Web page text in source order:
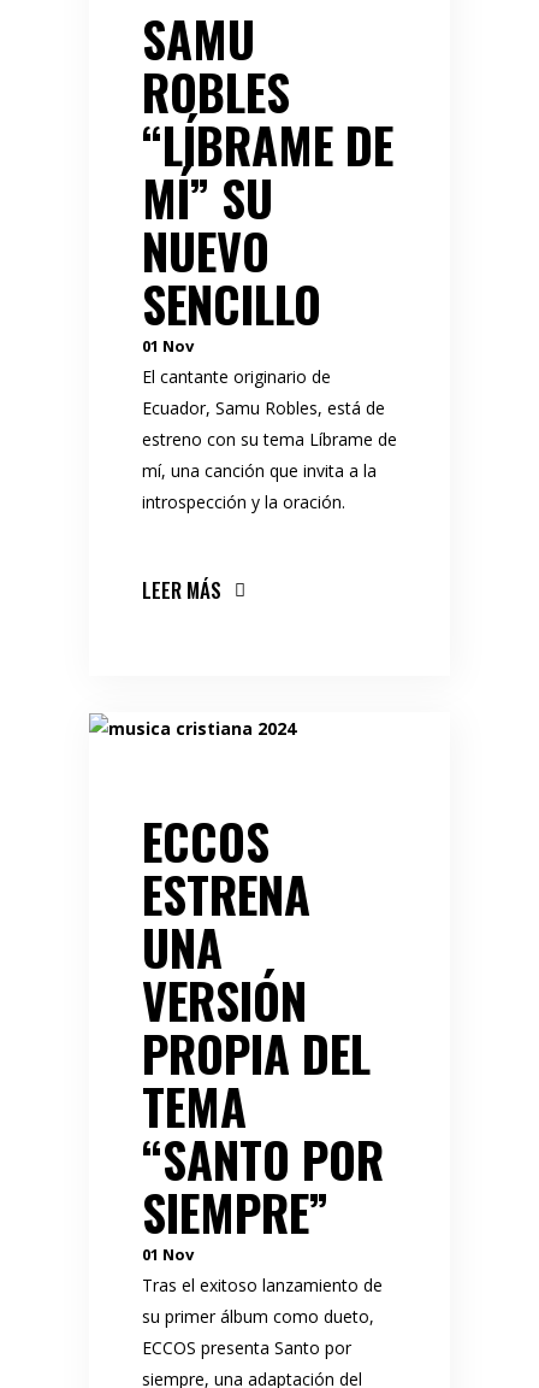
SAMU
ROBLES
“LÍBRAME DE
MÍ” SU
NUEVO
SENCILLO
01 Nov
El cantante originario de
Ecuador, Samu Robles, está de
estreno con su tema Líbrame de
mí, una canción que invita a la
introspección y la oración.
LEER MÁS
ECCOS
ESTRENA
UNA
VERSIÓN
PROPIA DEL
TEMA
“SANTO POR
SIEMPRE”
01 Nov
Tras el exitoso lanzamiento de
su primer álbum como dueto,
ECCOS presenta Santo por
siempre, una adaptación del